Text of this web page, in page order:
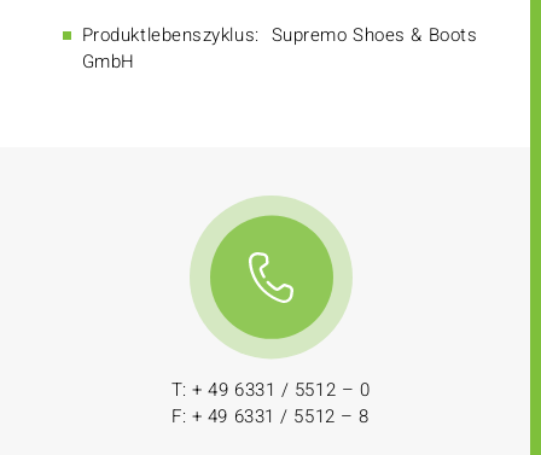
Produktlebenszyklus: Supremo Shoes & Boots
GmbH
T: + 49 6331 / 5512 – 0
F: + 49 6331 / 5512 – 8